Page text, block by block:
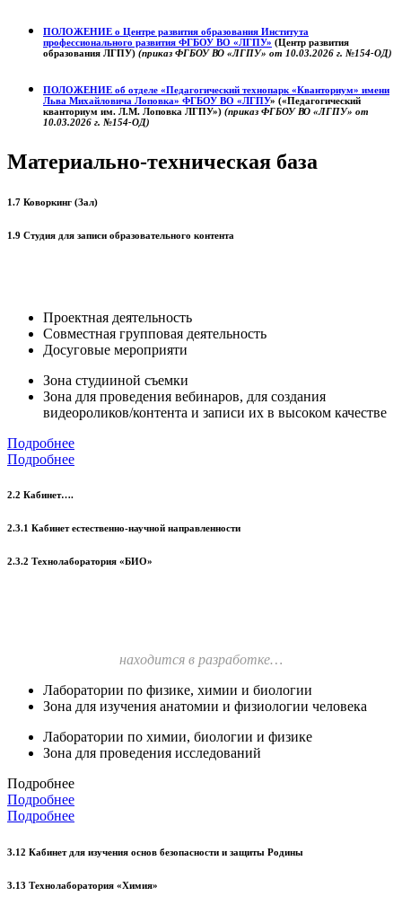
ПОЛОЖЕНИЕ о Центре развития образования Института
профессионального развития ФГБОУ ВО «ЛГПУ» (Центр развития
образования ЛГПУ) (приказ ФГБОУ ВО «ЛГПУ» от 10.03.2026 г. №154-ОД)
ПОЛОЖЕНИЕ об отделе «Педагогический технопарк «Кванториум» имени
Льва Михайловича Лоповка» ФГБОУ ВО «ЛГПУ» («Педагогический
кванториум им. Л.М. Лоповка ЛГПУ») (приказ ФГБОУ ВО «ЛГПУ» от
10.03.2026 г. №154-ОД)
Материально-техническая база
1.7 Коворкинг (Зал)
1.9 Студия для записи образовательного контента
Проектная деятельность
Совместная групповая деятельность
Досуговые мероприяти
Зона студииной съемки
Зона для проведения вебинаров, для создания
видеороликов/контента и записи их в высоком качестве
Подробнее
Подробнее
2.2 Кабинет….
2.3.1 Кабинет естественно-научной направленности
2.3.2 Технолаборатория «БИО»
находится в разработке…
Лаборатории по физике, химии и биологии
Зона для изучения анатомии и физиологии человека
Лаборатории по химии, биологии и физике
Зона для проведения исследований
Подробнее
Подробнее
Подробнее
3.12 Кабинет для изучения основ безопасности и защиты Родины
3.13 Технолаборатория «Химия»